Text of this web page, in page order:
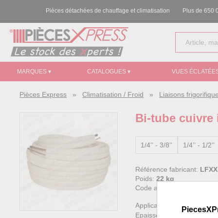
Pièces détachées de chauffage et climatisation Plus de 650
MARQUES ▾ CATALOGUES ▾ VUES
Pièces Express »Climatisation / Froid » Liaisons
Bi-tube cuivre
1/4’’ - 3/8’’ 1/4’’ - 1/2’’
Référence fabricant:
Poids: 22 kg
Code article Pièces
Application tertiaire ERP
Epaisseur : 0,8 - 1 mm